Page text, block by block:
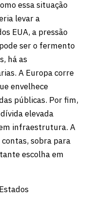
essa situação
levar a
EUA, a pressão
ser o fermento
há as
A Europa corre
envelhece
públicas. Por fim,
elevada
infraestrutura. A
sobra para
escolha em